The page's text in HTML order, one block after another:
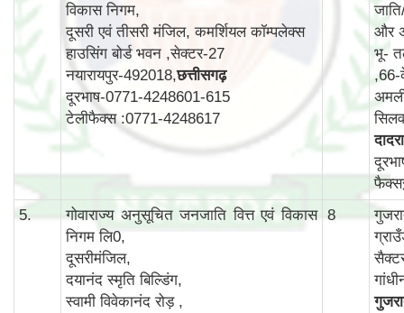
विकास निगम,
दूसरी एवं तीसरी मंजिल, कमर्शियल कॉम्‍पलेक्‍स
हाउसिंग बोर्ड भवन ,सेक्‍टर-27
नयारायपुर-492018,छत्तीसगढ़
दूरभाष-0771-4248601-615
टेलीफैक्स :0771-4248617
और
भू-
,66-
5.
गोवाराज्य अनुसूचित जनजाति वित्त एवं विकास
निगम लि0,
दूसरीमंजिल,
दयानंद स्मृति बिल्डिंग,
स्वामी विवेकानंद रोड़ ,
8